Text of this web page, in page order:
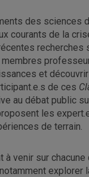
des sciences
courants de la
recherches
et
de ces
au débat public
les
de terrain.
à venir sur chacune
explorer